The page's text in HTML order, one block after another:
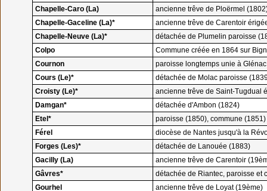
Chapelle-Caro (La)
ancienne trêve de Ploërmel
Chapelle-Gaceline (La)*
ancienne trêve de Carentoir
Chapelle-Neuve (La)*
détachée de Plumelin paroisse
Colpo
Commune créée en 1864 sur
Cournon
paroisse longtemps unie à Glénac
Cours (Le)*
détachée de Molac paroisse
Croisty (Le)*
ancienne trêve de Saint-Tugdual
Damgan*
détachée d'Ambon (1824)
Etel*
paroisse (1850), commune
Férel
diocèse de Nantes jusqu'à la
Forges (Les)*
détachée de Lanouée (1883)
Gacilly (La)
ancienne trêve de Carentoir
Gâvres*
détachée de Riantec, paroisse et
Gourhel
ancienne trêve de Loyat (19ème)